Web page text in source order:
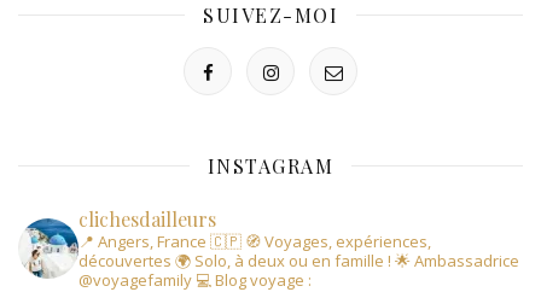
SUIVEZ-MOI
INSTAGRAM
clichesdailleurs
📍 Angers, France 🇨🇵 🧭 Voyages, expériences,
découvertes 🌍 Solo, à deux ou en famille ! 🌟 Ambassadrice
@voyagefamily 💻 Blog voyage :